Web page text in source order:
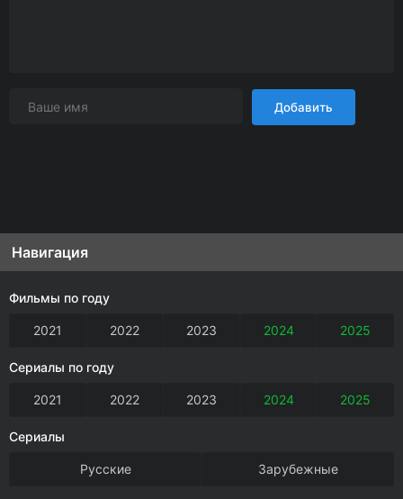
Добавить
Навигация
Фильмы по году
2021 2022 2023 2024 2025
Сериалы по году
2021 2022 2023 2024 2025
Сериалы
Русские Зарубежные